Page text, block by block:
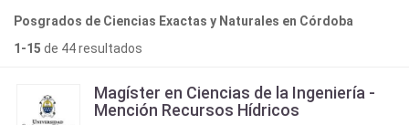
Posgrados de Ciencias Exactas y Naturales en Córdoba
1-15 de 44 resultados
Magíster en Ciencias de la Ingeniería -
Mención Recursos Hídricos